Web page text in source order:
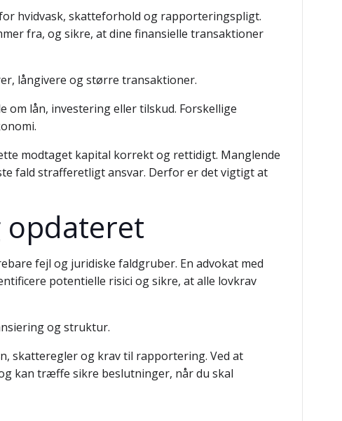
hvidvask, skatteforhold og rapporteringspligt.
fra, og sikre, at dine finansielle transaktioner
långivere og større transaktioner.
lån, investering eller tilskud. Forskellige
modtaget kapital korrekt og rettidigt. Manglende
fald strafferetligt ansvar. Derfor er det vigtigt at
opdateret
fejl og juridiske faldgruber. En advokat med
potentielle risici og sikre, at alle lovkrav
og struktur.
skatteregler og krav til rapportering. Ved at
kan træffe sikre beslutninger, når du skal